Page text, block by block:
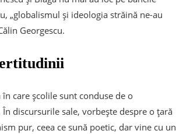
„globalismul și ideologia străină ne-au
Georgescu.
care școlile sunt conduse de o
discursurile sale, vorbește despre o țară
pur, ceea ce sună poetic, dar vine cu un